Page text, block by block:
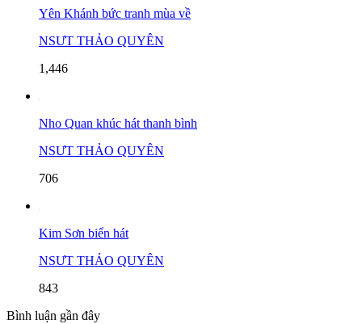
Yên Khánh bức tranh mùa về
NSƯT THẢO QUYÊN
1,446
Nho Quan khúc hát thanh bình
NSƯT THẢO QUYÊN
706
Kim Sơn biển hát
NSƯT THẢO QUYÊN
843
Bình luận gần đây